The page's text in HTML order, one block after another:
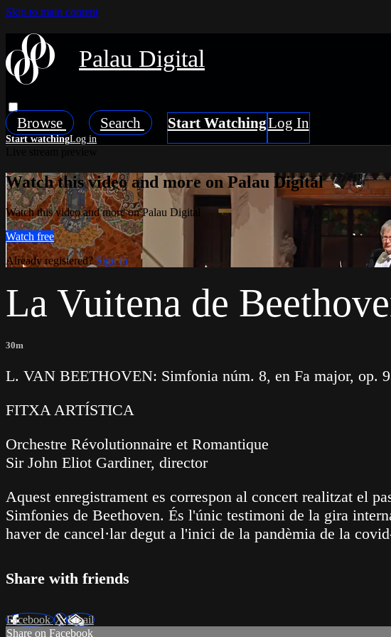
Skip to main content
Palau Digital
Browse Search
Watch this video and more on Palau Digital
Watch this video and more on Palau Digital
Watch free
Already registered? Sign in
La Vuitena de
30m
L. VAN BEETHOVEN: Simfonia núm. 8, en Fa major, op.
FITXA ARTÍSTICA
Orchestre Révolutionnaire et Romantique
Sir John Eliot Gardiner, director
Aquest enregistrament es correspon al concert realitzat el
Simfonies de Beethoven. És l'únic testimoni de la gira
haver de cancel·lar degut a l'inici de la pandèmia de la
Share with friends
FacebookXEmail
Share on Facebook